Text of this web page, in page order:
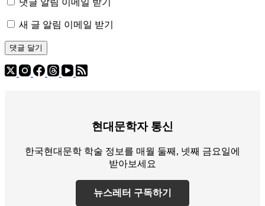
새 글 알림 이메일 받기
댓글 달기
현대문학자 통신
한국현대문학 학술 정보를 매월 둘째, 넷째 금요일에
받아보세요
뉴스레터 구독하기